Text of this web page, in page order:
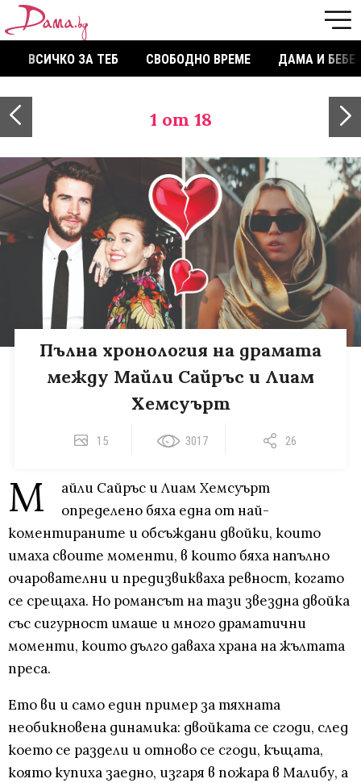
ВСИЧКО ЗА ТЕБ СВОБОДНО ВРЕМЕ ДАМА И БЕБЕ
1 от 18
Пълна хронология на драмата
между Майли Сайръс и Лиам
Хемсуърт
15 3017 26
М
айли Сайръс и Лиам Хемсуърт
определено бяха една от най-
коментираните и обсъждани двойки, които
имаха своите моменти, в които бяха напълно
очарователни и предизвикваха ревност, когато
се срещаха. Но романсът на тази звездна двойка
със сигурност имаше и много драматични
моменти, които дълго даваха храна на жълтата
преса.
Ето ви и само един пример за тяхната
необикновена динамика: двойката се сгоди, след
което се раздели и отново се сгоди, къщата,
която купиха заедно, изгаря в пожара в Малибу, а